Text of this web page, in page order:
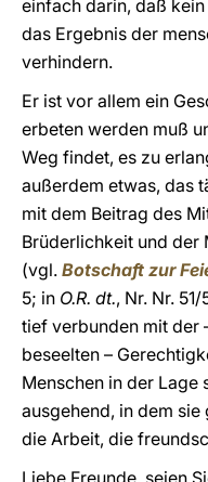
einfach darin, daß
das Ergebnis der
verhindern.
Er ist vor allem ein
erbeten werden muß
Weg findet, es zu
außerdem etwas, das
mit dem Beitrag des
Brüderlichkeit und der
(vgl. Botschaft zur
5; in O.R. dt., Nr. Nr.
tief verbunden mit der
beseelten –
Menschen in der Lage
ausgehend, in dem
die Arbeit, die
Liebe Freunde, seien